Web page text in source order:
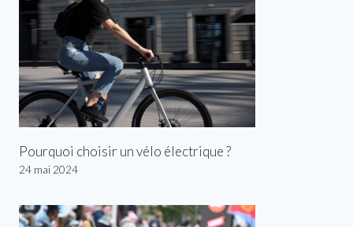
Pourquoi choisir un vélo électrique ?
24 mai 2024